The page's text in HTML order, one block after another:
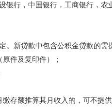
行，中国银行，工商银行，农
新贷款中包含公积金贷款的需
件及复印件）；
额推算其月收入的，可不提供